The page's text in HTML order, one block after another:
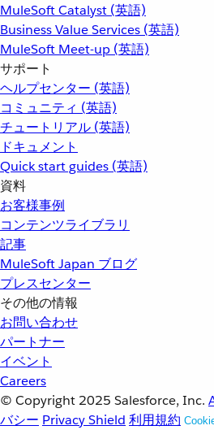
MuleSoft Catalyst (英語)
Business Value Services (英語)
MuleSoft Meet-up (英語)
サポート
ヘルプセンター (英語)
コミュニティ (英語)
チュートリアル (英語)
ドキュメント
Quick start guides (英語)
資料
お客様事例
コンテンツライブラリ
記事
MuleSoft Japan ブログ
プレスセンター
その他の情報
お問い合わせ
パートナー
イベント
Careers
© Copyright 2025 Salesforce, Inc.
バシー Privacy Shield 利用規約